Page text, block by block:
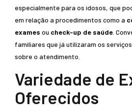
especialmente para os idosos, que
em relação a procedimentos como a
exames ou check-up de saúde .
familiares que já utilizaram os
sobre o atendimento.
Variedade de
Oferecidos